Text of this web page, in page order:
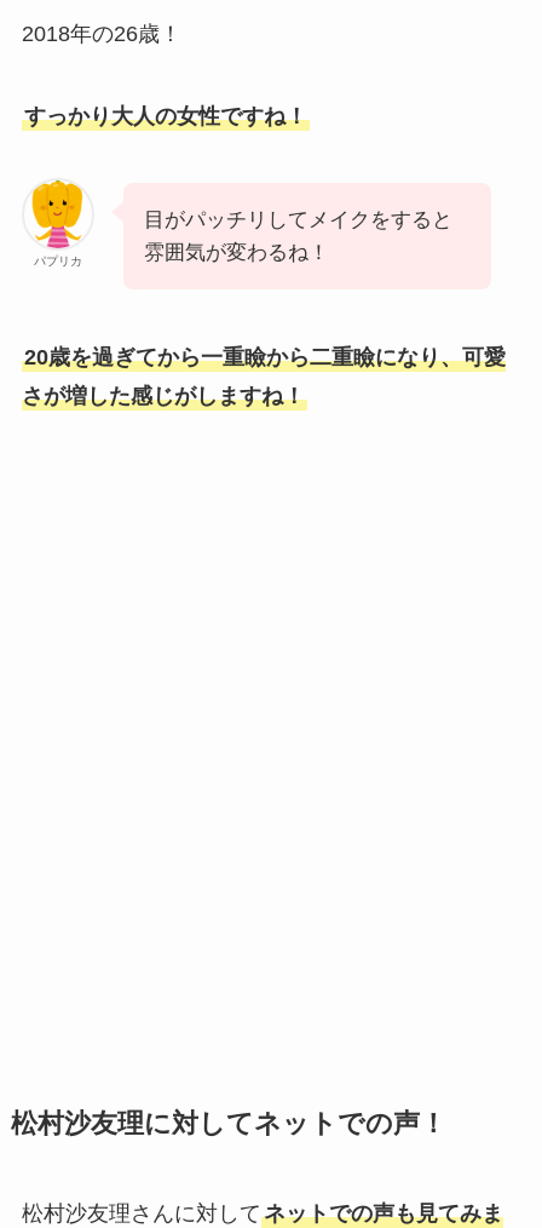
2018年の26歳！
すっかり大人の女性ですね！
パプリカ
目がパッチリしてメイクをすると
雰囲気が変わるね！
20歳を過ぎてから一重瞼から二重瞼になり、可愛
さが増した感じがしますね！
松村沙友理に対してネットでの声！
松村沙友理さんに対してネットでの声も見てみま